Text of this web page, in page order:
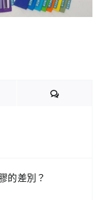
Comments
的差別？